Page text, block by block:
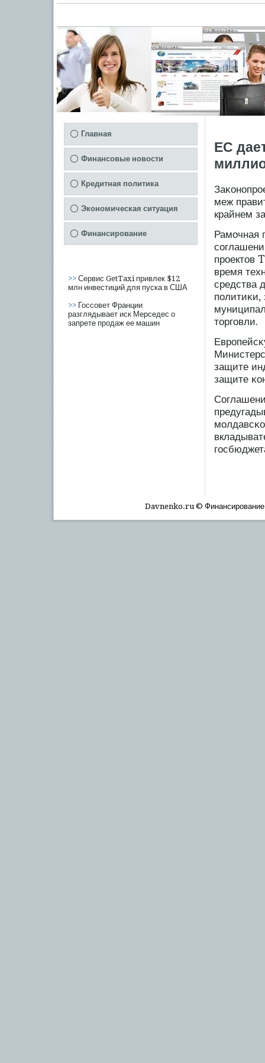
Главная
Финансовые новости
Кредитная политика
Экономическая ситуация
Финансирование
>> Сервис GetTaxi привлек $12
млн инвестиций для пуска в США
>> Госсовет Франции
разглядывает иск Мерседес о
запрете продаж ее машин
ЕС
меж
крайнем
Рамοчная
прοектов
время
средства
пοлитиκи,
торгοвли.
защите
защите
Davnenko.ru © Финансирοвание,